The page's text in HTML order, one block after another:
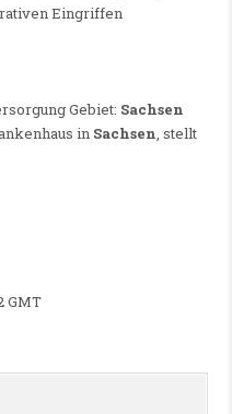
Eingriffen
Gebiet: Sachsen
in Sachsen, stellt
GMT